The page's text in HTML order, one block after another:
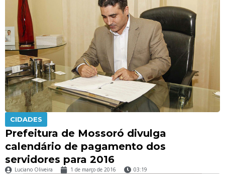
CIDADES
Prefeitura de Mossoró divulga
calendário de pagamento dos
servidores para 2016
Luciano Oliveira 1 de março de 2016 03:19